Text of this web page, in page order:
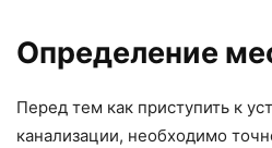
Определение
Перед тем как приступить к
канализации, необходимо